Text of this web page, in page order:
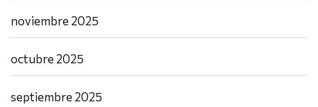
noviembre 2025
octubre 2025
septiembre 2025